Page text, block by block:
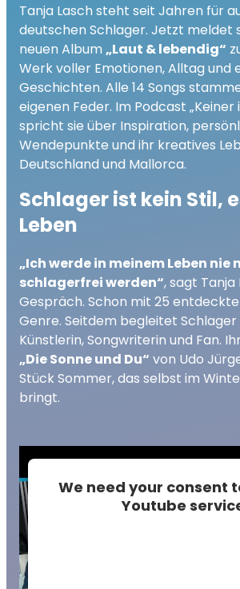
Tanja Lasch steht seit Jahren für
deutschen Schlager. Jetzt meldet
neuen Album „Laut & lebendig“
Werk voller Emotionen, Alltag und
Geschichten. Alle 14 Songs
eigenen Feder. Im Podcast
spricht sie über Inspiration,
Wendepunkte und ihr kreatives
Deutschland und Mallorca.
Schlager ist kein Stil,
Leben
„Ich werde in meinem Leben nie
schlagerfrei werden“, sagt Tanja
Gespräch. Schon mit 25 entdeckte
Genre. Seitdem begleitet Schlager
Künstlerin, Songwriterin und Fan.
„Die Sonne und Du“ von Udo
Stück Sommer, das selbst im
bringt.
We need your consent
Youtube